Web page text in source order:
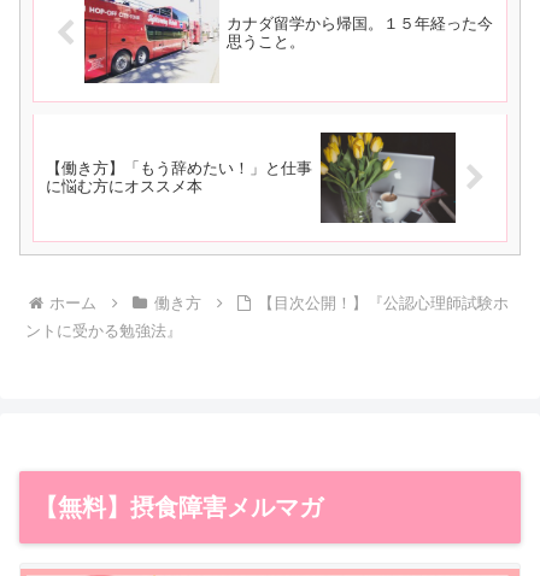
カナダ留学から帰国。１５年経った今
思うこと。
【働き方】「もう辞めたい！」と仕事
に悩む方にオススメ本
ホーム 働き方
【目次公開！】『公認心理師試験ホ
ントに受かる勉強法』
【無料】摂食障害メルマガ